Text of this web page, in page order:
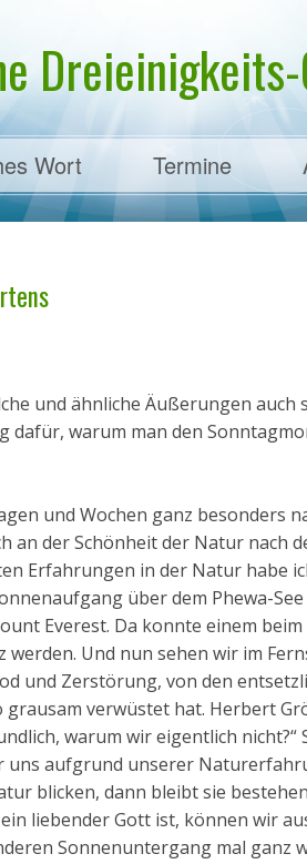
Wort Termine
und ähnliche Äußerungen auch
warum man den
und Wochen ganz besonders
an der Schönheit der Natur nach
Erfahrungen in der Natur habe
über dem Phewa-
Everest. Da konnte einem
Und nun sehen wir im
und Zerstörung, von den
grausam verwüstet hat. Herbert
warum wir eigentlich nicht?“
uns aufgrund unserer
blicken, dann bleibt sie
liebender Gott ist, können wir
Sonnenuntergang mal ganz